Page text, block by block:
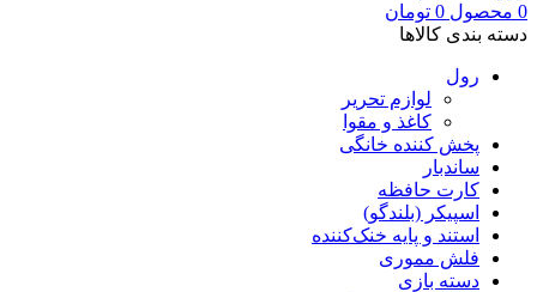
0 محصول 0 تومان
دسته بندی کالاها
رول
لوازم تحریر
کاغذ و مقوا
پخش کننده خانگی
ساندبار
کارت حافظه
اسپیکر (بلندگو)
استند و پایه خنک‌کننده
فلش مموری
دسته بازی